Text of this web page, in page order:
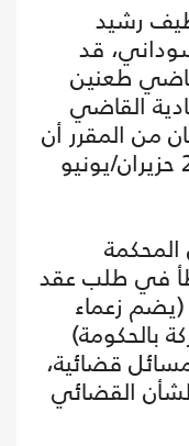
رشيد
قد
الماضي طعنين
القاضي
من المقرر أن
تبت المحكمة بالطعون في 22 حزيران/يونيو
في طلب عقد
(يضم زعماء
بالحكومة)
قضائية،
القضائي